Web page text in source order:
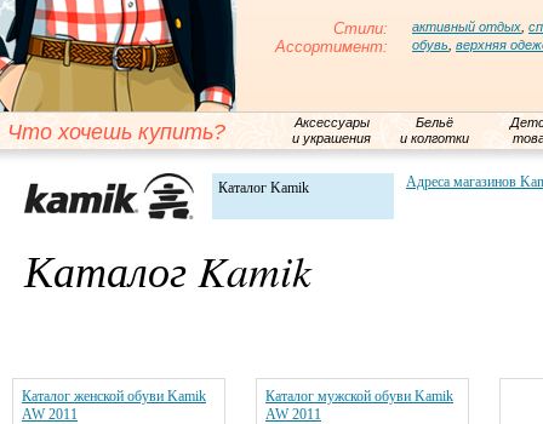
Стили: активный отдых
Ассортимент: обувь верхняя
Что хочешь купить?
Аксессуары
и украшения
Бельё
и колготки
Каталог Kamik Адреса магазинов
Каталог Kamik
Каталог женской обуви Kamik
AW 2011
Каталог мужской обуви Kamik
AW 2011